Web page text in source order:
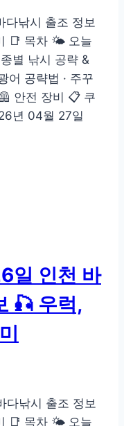
낚시 출조 정보
📑 목차 🌤️ 오늘
별 낚시 공략 &
어 공략법 · 주꾸
안전 장비 📋 쿠
년 04월 27일
일 인천 바
🎣 우럭,
낚시 출조 정보
📑 목차 🌤️ 오늘